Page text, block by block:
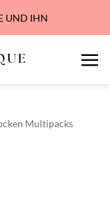
UND IHN
Multipacks